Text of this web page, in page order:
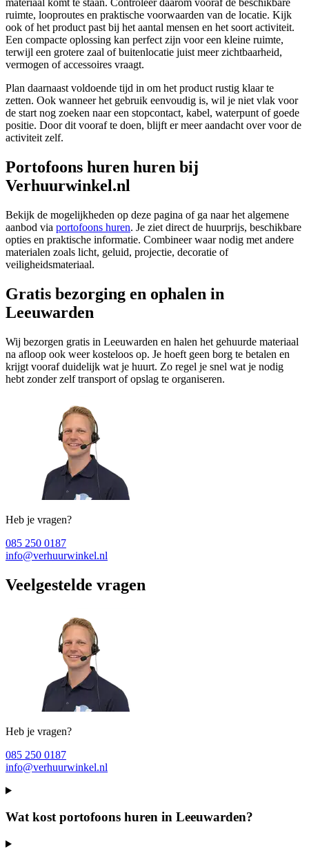
materiaal komt te staan. Controleer daarom vooraf de beschikbare
ruimte, looproutes en praktische voorwaarden van de locatie. Kijk
ook of het product past bij het aantal mensen en het soort activiteit.
Een compacte oplossing kan perfect zijn voor een kleine ruimte,
terwijl een grotere zaal of buitenlocatie juist meer zichtbaarheid,
vermogen of accessoires vraagt.
Plan daarnaast voldoende tijd in om het product rustig klaar te
zetten. Ook wanneer het gebruik eenvoudig is, wil je niet vlak voor
de start nog zoeken naar een stopcontact, kabel, waterpunt of goede
positie. Door dit vooraf te doen, blijft er meer aandacht over voor de
activiteit zelf.
Portofoons huren huren bij
Verhuurwinkel.nl
Bekijk de mogelijkheden op deze pagina of ga naar het algemene
aanbod via portofoons huren. Je ziet direct de huurprijs, beschikbare
opties en praktische informatie. Combineer waar nodig met andere
materialen zoals licht, geluid, projectie, decoratie of
veiligheidsmateriaal.
Gratis bezorging en ophalen in
Leeuwarden
Wij bezorgen gratis in Leeuwarden en halen het gehuurde materiaal
na afloop ook weer kosteloos op. Je hoeft geen borg te betalen en
krijgt vooraf duidelijk wat je huurt. Zo regel je snel wat je nodig
hebt zonder zelf transport of opslag te organiseren.
Heb je vragen?
085 250 0187
info@verhuurwinkel.nl
Veelgestelde vragen
Heb je vragen?
085 250 0187
info@verhuurwinkel.nl
Wat kost portofoons huren in Leeuwarden?